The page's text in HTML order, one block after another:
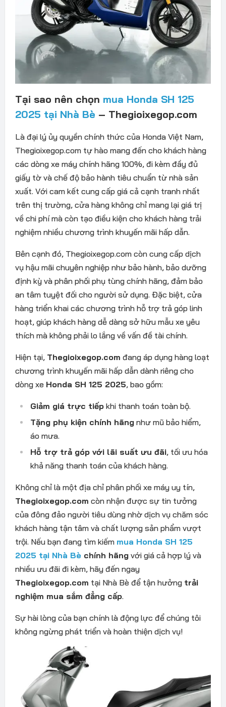
Tại sao nên chọn mua Honda SH 125
2025 tại Nhà Bè – Thegioixegop.com
Là đại lý ủy quyền chính thức của Honda Việt Nam,
Thegioixegop.com tự hào mang đến cho khách hàng
các dòng xe máy chính hãng 100%, đi kèm đầy đủ
giấy tờ và chế độ bảo hành tiêu chuẩn từ nhà sản
xuất. Với cam kết cung cấp giá cả cạnh tranh nhất
trên thị trường, cửa hàng không chỉ mang lại giá trị
về chi phí mà còn tạo điều kiện cho khách hàng trải
nghiệm nhiều chương trình khuyến mãi hấp dẫn.
Bên cạnh đó, Thegioixegop.com còn cung cấp dịch
vụ hậu mãi chuyên nghiệp như bảo hành, bảo dưỡng
định kỳ và phân phối phụ tùng chính hãng, đảm bảo
an tâm tuyệt đối cho người sử dụng. Đặc biệt, cửa
hàng triển khai các chương trình hỗ trợ trả góp linh
hoạt, giúp khách hàng dễ dàng sở hữu mẫu xe yêu
thích mà không phải lo lắng về vấn đề tài chính.
Hiện tại, Thegioixegop.com đang áp dụng hàng loạt
chương trình khuyến mãi hấp dẫn dành riêng cho
dòng xe Honda SH 125 2025, bao gồm:
Giảm giá trực tiếpkhi thanh toán toàn bộ.
Tặng phụ kiện chính hãngnhư mũ bảo hiểm,
áo mưa.
Hỗ trợ trả góp với lãi suất ưu đãi, tối ưu hóa
khả năng thanh toán của khách hàng.
Không chỉ là một địa chỉ phân phối xe máy uy tín,
Thegioixegop.com còn nhận được sự tin tưởng
của đông đảo người tiêu dùng nhờ dịch vụ chăm sóc
khách hàng tận tâm và chất lượng sản phẩm vượt
trội. Nếu bạn đang tìm kiếm mua Honda SH 125
2025 tại Nhà Bèchính hãngvới giá cả hợp lý và
nhiều ưu đãi đi kèm, hãy đến ngay
Thegioixegop.com tại Nhà Bè để tận hưởng trải
nghiệm mua sắm đẳng cấp.
Sự hài lòng của bạn chính là động lực để chúng tôi
không ngừng phát triển và hoàn thiện dịch vụ!